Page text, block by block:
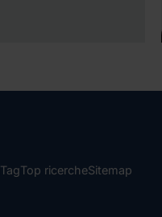
TagTop ricercheSitemap